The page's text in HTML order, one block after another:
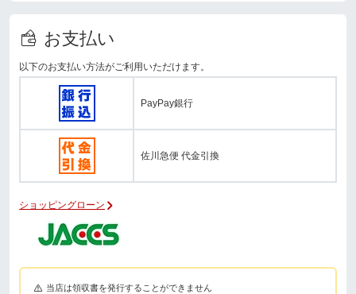
お支払い
以下のお支払い方法がご利用いただけます。
PayPay銀行
佐川急便 代金引換
ショッピングローン
当店は領収書を発行することができません